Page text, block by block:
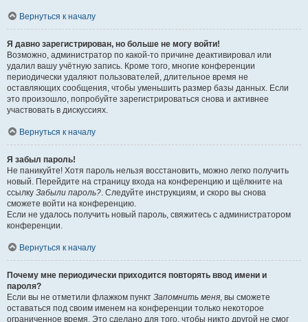
Вернуться к началу
Я давно зарегистрирован, но больше не могу войти!
Возможно, администратор по какой-то причине деактивировал или
удалил вашу учётную запись. Кроме того, многие конференции
периодически удаляют пользователей, длительное время не
оставляющих сообщения, чтобы уменьшить размер базы данных. Если
это произошло, попробуйте зарегистрироваться снова и активнее
участвовать в дискуссиях.
Вернуться к началу
Я забыл пароль!
Не паникуйте! Хотя пароль нельзя восстановить, можно легко получить
новый. Перейдите на страницу входа на конференцию и щёлкните на
ссылку Забыли пароль?. Следуйте инструкциям, и скоро вы снова
сможете войти на конференцию.
Если не удалось получить новый пароль, свяжитесь с администратором
конференции.
Вернуться к началу
Почему мне периодически приходится повторять ввод имени и
пароля?
Если вы не отметили флажком пункт Запомнить меня, вы сможете
оставаться под своим именем на конференции только некоторое
ограниченное время. Это сделано для того, чтобы никто другой не смог